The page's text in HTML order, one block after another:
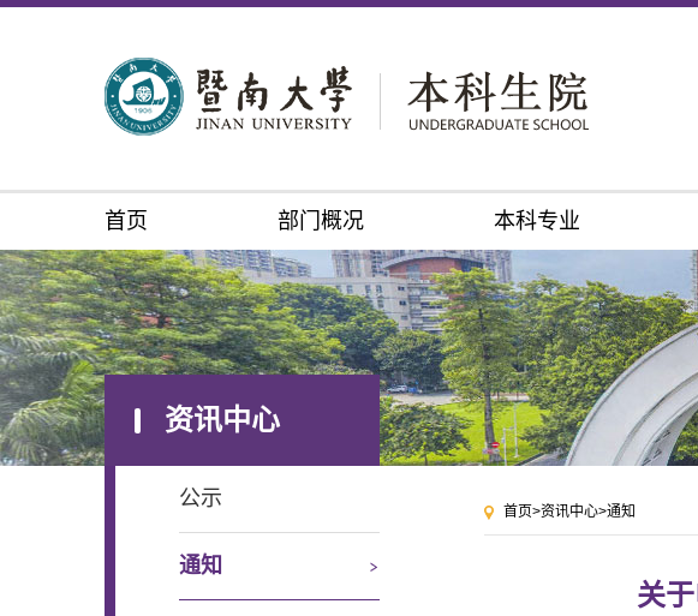
首页 部门概况 本科专业
资讯中心
公示
通知
首页>资讯中心>通知
关